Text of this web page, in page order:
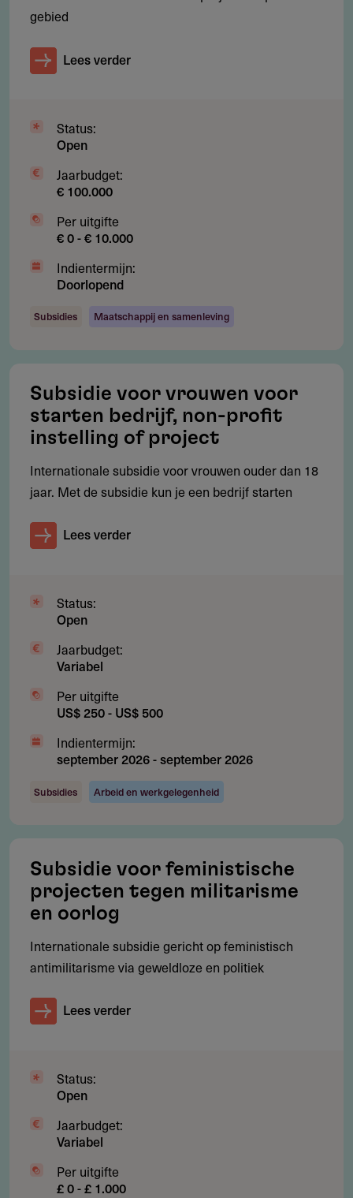
samenwerken met groepen in het Zuiden en Oosten.
Niet voor activiteiten die rechten van bepaalde groepen
ontkennen.
Aanvragen
Verzoeken om nominaties kunnen worden gestuurd
revolution@mamacash.org
regeling/verstrekker
Deel je kennis/ervaring over deze regeling of
verstrekker met de Fondswervingonline community.
Relevante links
Contact
Stichting Mama Cash
Eerste Helmersstraat 17
Postbus 15686
1001 NDAmsterdam
RSIN number: 008632327
Jaarverslag 2021 8.88 MB
Jaarverslag 2020 11.07 MB
gebied
Lees verder
Status:
Open
Jaarbudget:
€ 100.000
Per uitgifte
€ 0 - € 10.000
Indientermijn:
Doorlopend
Subsidies Maatschappij en samenleving
Subsidie voor vrouwen voor
starten bedrijf, non-profit
instelling of project
Internationale subsidie voor vrouwen ouder dan 18
jaar. Met de subsidie kun je een bedrijf starten
Lees verder
Status:
Open
Jaarbudget:
Variabel
Per uitgifte
US$ 250 - US$ 500
Indientermijn:
september 2026-september 2026
Subsidies Arbeid en werkgelegenheid
Subsidie voor feministische
projecten tegen militarisme
en oorlog
Internationale subsidie gericht op feministisch
antimilitarisme via geweldloze en politiek
Lees verder
Status:
Open
Jaarbudget:
Variabel
Per uitgifte
£ 0 - £ 1.000